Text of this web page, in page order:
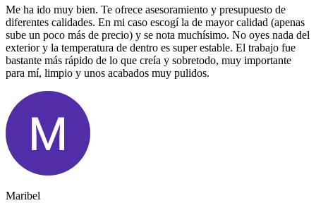
Me ha ido muy bien. Te ofrece asesoramiento y presupuesto de
diferentes calidades. En mi caso escogí la de mayor calidad (apenas
sube un poco más de precio) y se nota muchísimo. No oyes nada del
exterior y la temperatura de dentro es super estable. El trabajo fue
bastante más rápido de lo que creía y sobretodo, muy importante
para mí, limpio y unos acabados muy pulidos.
Maribel